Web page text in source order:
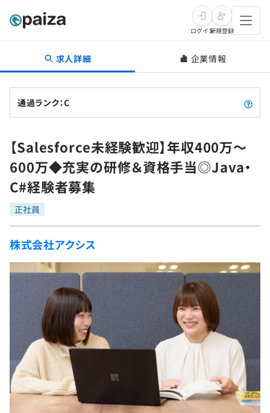
転職・キャリア
転職成功ガイド
転職エージェント
インタビュー
転職成功ガイド
新卒就活
求人検索
本選考
インターン
新卒エージェント
イベント・セミナー
インタビュー
就活成功ガイド
学習
問題集
4択課題
ナレッジ
リファレンス
プラン
個人向けプラン
法人向けプラン
プログラミング言語
評価結果一覧
再チャレンジ結果一覧
ゲーム・マンガ
Tech Team Journal
paiza times
paizaとは？
ログイン新規登録
求人詳細 企業情報
通過ランク：C
【Salesforce未経験歓迎】年収400万〜
600万◆充実の研修＆資格手当◎Java・
C#経験者募集
正社員
株式会社アクシス